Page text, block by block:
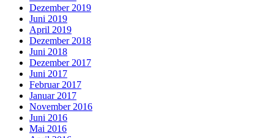
Dezember 2019
Juni 2019
April 2019
Dezember 2018
Juni 2018
Dezember 2017
Juni 2017
Februar 2017
Januar 2017
November 2016
Juni 2016
Mai 2016